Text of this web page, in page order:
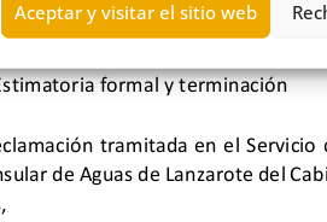
Aceptar y visitar el sitio web